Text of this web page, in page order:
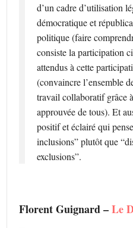
d’un cadre d’utilisation
démocratique et
politique (faire
consiste la participation
attendus à cette
(convaincre l’ensemble
travail collaboratif grâce
approuvée de tous). Et
positif et éclairé qui
inclusions” plutôt que
exclusions”.
Florent Guignard –Le